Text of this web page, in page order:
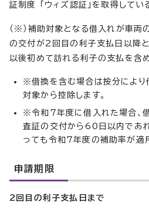
証制度 「ウィズ認証」を取得して
（※）補助対象となる借入れが車両
の交付が2回目の利子支払日以降と
以後初めて訪れる利子の支払を含
※借換を含む場合は按分により
対象から控除します。
※令和7年度に借入れた場合、
査証の交付から60日以内であ
っても令和7年度の補助率が適
申請期限
2回目の利子支払日まで